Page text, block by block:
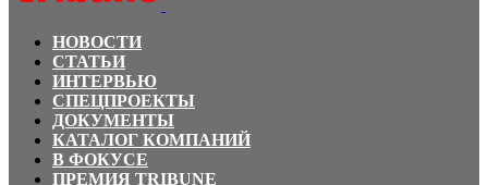
НОВОСТИ
СТАТЬИ
ИНТЕРВЬЮ
СПЕЦПРОЕКТЫ
ДОКУМЕНТЫ
КАТАЛОГ КОМПАНИЙ
В ФОКУСЕ
ПРЕМИЯ TRIBUNE